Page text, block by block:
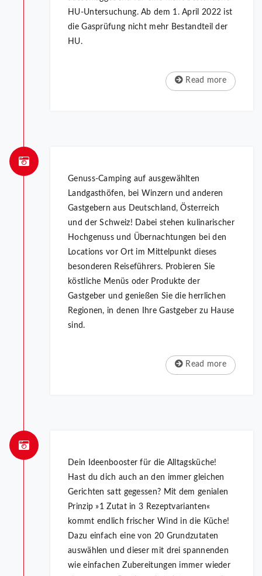
HU-Untersuchung. Ab dem 1. April 2022 ist
die Gasprüfung nicht mehr Bestandteil der
HU.
Read more
Genuss-Camping auf ausgewählten
Landgasthöfen, bei Winzern und anderen
Gastgebern aus Deutschland, Österreich
und der Schweiz! Dabei stehen kulinarischer
Hochgenuss und Übernachtungen bei den
Locations vor Ort im Mittelpunkt dieses
besonderen Reiseführers. Probieren Sie
köstliche Menüs oder Produkte der
Gastgeber und genießen Sie die herrlichen
Regionen, in denen Ihre Gastgeber zu Hause
sind.
Read more
Dein Ideenbooster für die Alltagsküche!
Hast du dich auch an den immer gleichen
Gerichten satt gegessen? Mit dem genialen
Prinzip »1 Zutat in 3 Rezeptvarianten«
kommt endlich frischer Wind in die Küche!
Dazu einfach eine von 20 Grundzutaten
auswählen und dieser mit drei spannenden
wie einfachen Zubereitungen immer wieder